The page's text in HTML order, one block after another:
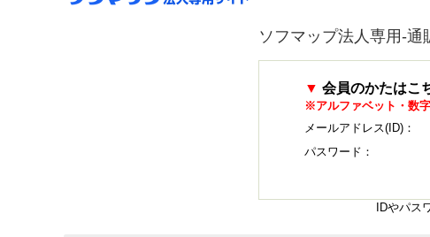
ソフマップ法人専用-通
▼ 会員のかたはこ
※アルファベット・数
メールアドレス(ID)：
パスワード：
IDやパス